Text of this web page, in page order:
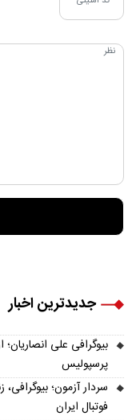
جدیدترین اخبار
بیوگرافی علی
پرسپولیس
سردار آزمون؛
فوتبال ایران